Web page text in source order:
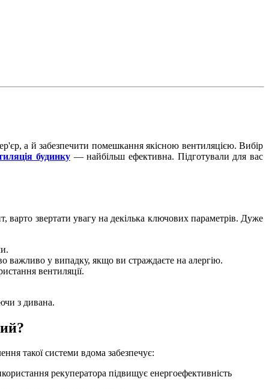
а й забезпечити помешкання якісною вентиляцією. Вибір
будинку— найбільш ефективна. Підготували для вас
звертати увагу на декілька ключових параметрів. Дуже
важливо у випадку, якщо ви страждаєте на алергію.
вентиляції.
з дивана.
такої системи вдома забезпечує:
рекуператора підвищує енергоефективність